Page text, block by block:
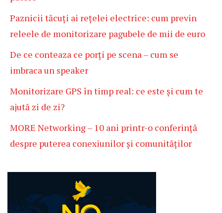
Paznicii tăcuți ai rețelei electrice: cum previn
releele de monitorizare pagubele de mii de euro
De ce conteaza ce porți pe scena – cum se
imbraca un speaker
Monitorizare GPS în timp real: ce este și cum te
ajută zi de zi?
MORE Networking – 10 ani printr-o conferință
despre puterea conexiunilor și comunităților